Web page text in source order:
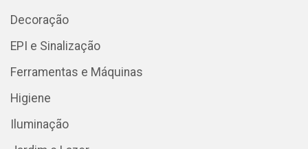
Decoração
EPI e Sinalização
Ferramentas e Máquinas
Higiene
Iluminação